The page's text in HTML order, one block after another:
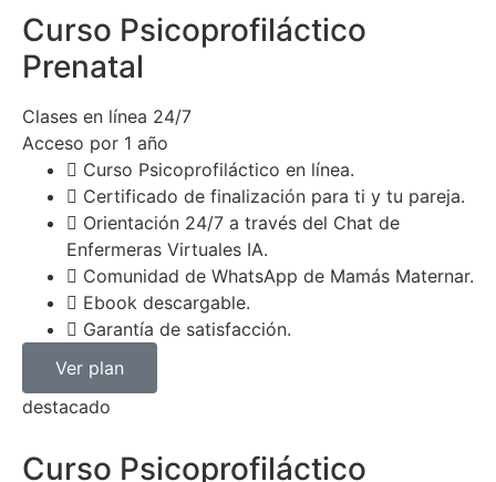
Curso Psicoprofiláctico
Prenatal
Clases en línea 24/7
Acceso por 1 año
Curso Psicoprofiláctico en línea.
Certificado de finalización para ti y tu pareja.
Orientación 24/7 a través del Chat de
Enfermeras Virtuales IA.
Comunidad de WhatsApp de Mamás Maternar.
Ebook descargable.
Garantía de satisfacción.
Ver plan
destacado
Curso Psicoprofiláctico